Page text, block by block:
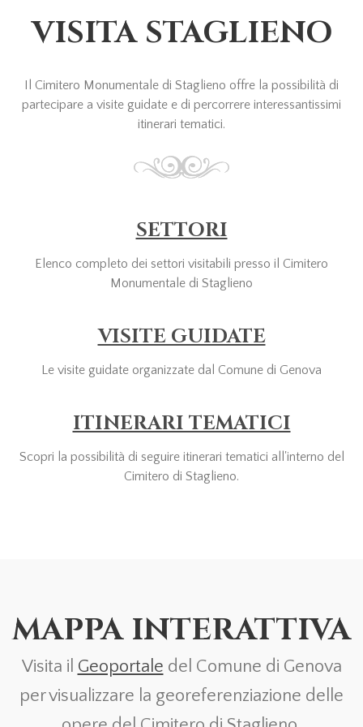
VISITA STAGLIENO
Il Cimitero Monumentale di Staglieno offre la possibilità di
partecipare a visite guidate e di percorrere interessantissimi
itinerari tematici.
SETTORI
Elenco completo dei settori visitabili presso il Cimitero
Monumentale di Staglieno
VISITE GUIDATE
Le visite guidate organizzate dal Comune di Genova
ITINERARI TEMATICI
Scopri la possibilità di seguire itinerari tematici all'interno del
Cimitero di Staglieno.
MAPPA INTERATTIVA
Visita il Geoportale del Comune di Genova
per visualizzare la georeferenziazione delle